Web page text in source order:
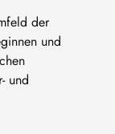
der
und
und